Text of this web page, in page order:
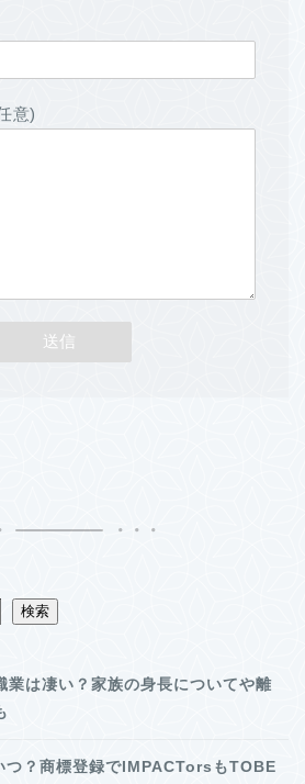
意)
検索
業は凄い？家族の身長についてや離
つ？商標登録でIMPACTorsもTOBE